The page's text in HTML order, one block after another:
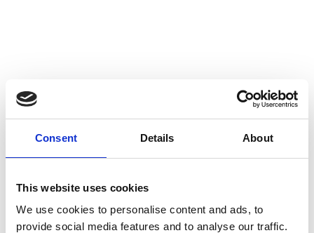
Consent Details About
This website uses cookies
We use cookies to personalise content and ads, to
provide social media features and to analyse our traffic.